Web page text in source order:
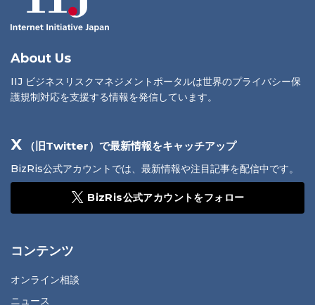
About Us
IIJ ビジネスリスクマネジメントポータルは世界のプライバシー保
護規制対応を支援する情報を発信しています。
X （旧Twitter）で最新情報をキャッチアップ
BizRis公式アカウントでは、最新情報や注目記事を配信中です。
BizRis公式アカウントをフォロー
コンテンツ
オンライン相談
ニュース